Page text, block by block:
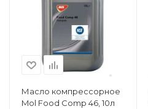
Масло компрессорное
Mol Food Comp 46, 10л